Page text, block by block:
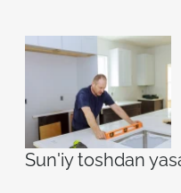
Sun'iy toshdan